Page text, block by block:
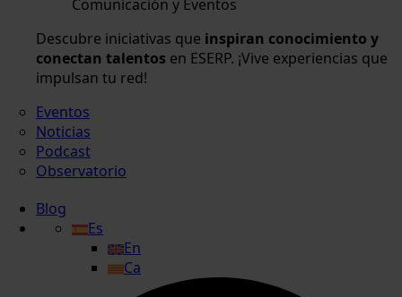
Comunicación y Eventos
Descubre iniciativas que inspiran conocimiento y
conectan talentos en ESERP. ¡Vive experiencias que
impulsan tu red!
Eventos
Noticias
Podcast
Observatorio
Blog
Es
En
Ca